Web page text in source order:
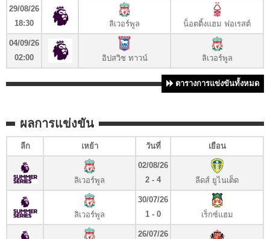
29/08/26
18:30
ลิเวอร์พูล น็อตติ้งแฮม ฟอเรสต์
04/09/26
02:00
อิปสวิช ทาวน์ ลิเวอร์พูล
ตารางการแข่งขันทั้งหมด
ผลการแข่งขัน
ลีก เหย้า วันที่ เยือน
ลิเวอร์พูล
02/08/26
2 - 4
ลีดส์ ยูไนเต็ด
ลิเวอร์พูล
30/07/26
1 - 0
เร็กซ์แฮม
26/07/26